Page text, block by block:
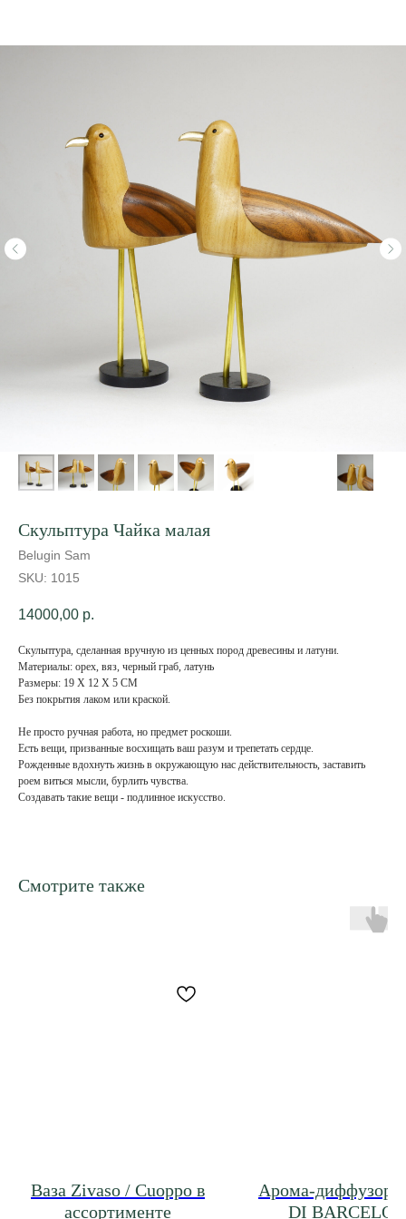
Скульптура Чайка малая
Belugin Sam
SKU: 1015
14000,00 р.
Скульптура, сделанная вручную из ценных пород древесины и латуни.
Материалы: орех, вяз, черный граб, латунь
Размеры: 19 X 12 X 5 CM
Без покрытия лаком или краской.
Не просто ручная работа, но предмет роскоши.
Есть вещи, призванные восхищать ваш разум и трепетать сердце.
Рожденные вдохнуть жизнь в окружающую нас действительность, заставить
роем виться мысли, бурлить чувства.
Создавать такие вещи - подлинное искусство.
Смотрите также
Ваза Zivaso / Cuoppo в
ассортименте
Арома-диффузор
DI